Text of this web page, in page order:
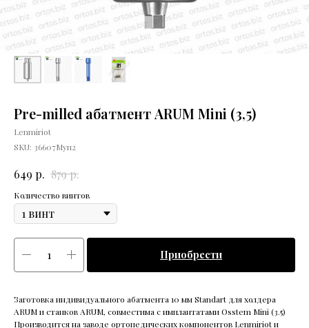
Pre-milled абатмент ARUM Mini (3,5)
Lenmiriot
SKU: 36607Муп2
649 р. 879р.
Количество винтов
Приобрести
Заготовка индивидуального абатмента 10 мм Standart для холдера
ARUM и станков ARUM, совместима с имплантатами Osstem Mini (3.5)
Производится на заводе ортопедических компонентов Lenmiriot и